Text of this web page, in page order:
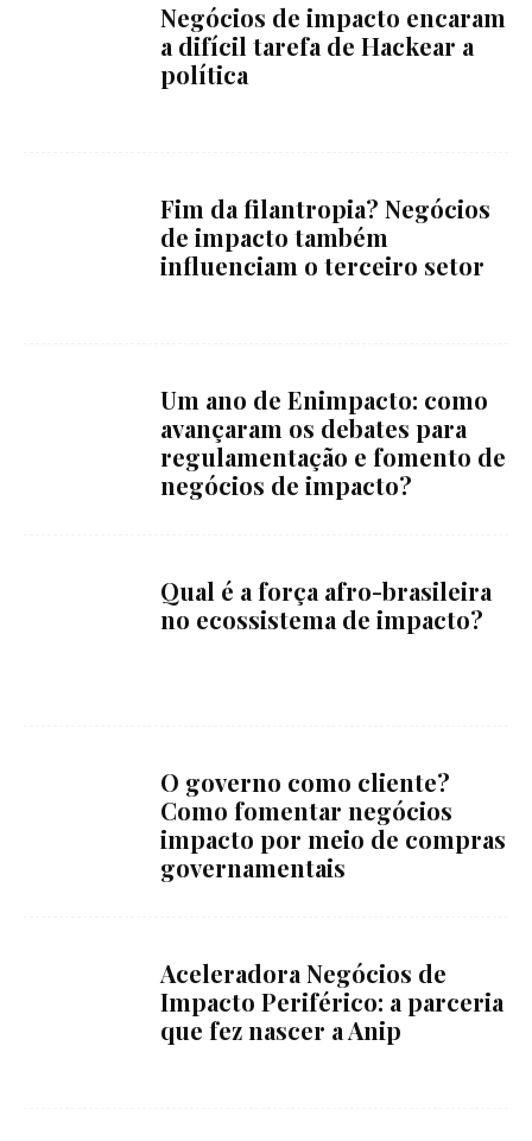
Negócios de impacto encaram
a difícil tarefa de Hackear a
política
Fim da filantropia? Negócios
de impacto também
influenciam o terceiro setor
Um ano de Enimpacto: como
avançaram os debates para
regulamentação e fomento de
negócios de impacto?
Qual é a força afro-brasileira
no ecossistema de impacto?
O governo como cliente?
Como fomentar negócios
impacto por meio de compras
governamentais
Aceleradora Negócios de
Impacto Periférico: a parceria
que fez nascer a Anip